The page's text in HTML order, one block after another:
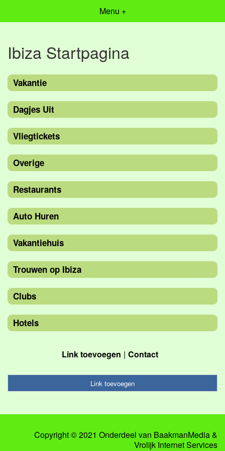
Menu +
Ibiza Startpagina
Vakantie
Dagjes Uit
Vliegtickets
Overige
Restaurants
Auto Huren
Vakantiehuis
Trouwen op Ibiza
Clubs
Hotels
Link toevoegen Contact
Link toevoegen
Copyright © 2021 Onderdeel van BaakmanMedia&
Vrolijk Internet Services